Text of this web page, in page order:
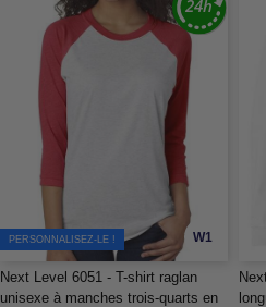
W1
PERSONNALISEZ-LE !
Next Level 6051 - T-shirt raglan
unisexe à manches trois-quarts en